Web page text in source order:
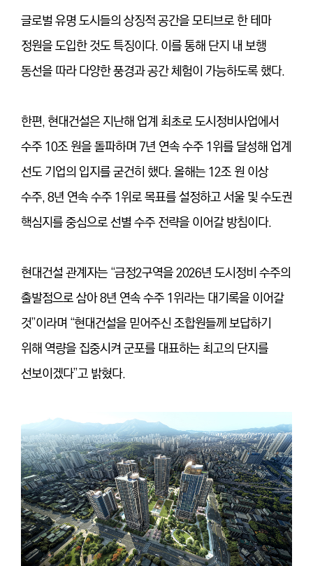
글로벌 유명 도시들의 상징적 공간을 모티브로 한 테마
정원을 도입한 것도 특징이다. 이를 통해 단지 내 보행
동선을 따라 다양한 풍경과 공간 체험이 가능하도록 했다.
한편, 현대건설은 지난해 업계 최초로 도시정비사업에서
수주 10조 원을 돌파하며 7년 연속 수주 1위를 달성해 업계
선도 기업의 입지를 굳건히 했다. 올해는 12조 원 이상
수주, 8년 연속 수주 1위로 목표를 설정하고 서울 및 수도권
핵심지를 중심으로 선별 수주 전략을 이어갈 방침이다.
현대건설 관계자는 “금정2구역을 2026년 도시정비 수주의
출발점으로 삼아 8년 연속 수주 1위라는 대기록을 이어갈
것”이라며 “현대건설을 믿어주신 조합원들께 보답하기
위해 역량을 집중시켜 군포를 대표하는 최고의 단지를
선보이겠다”고 밝혔다.